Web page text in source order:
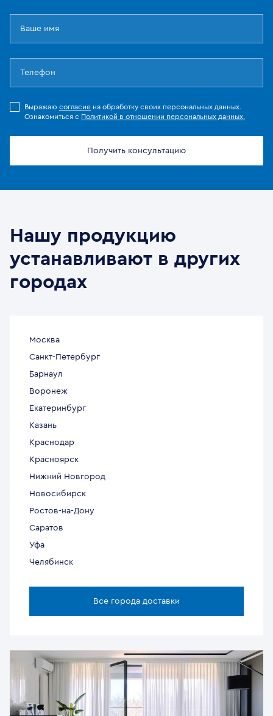
Выражаю согласие на обработку своих персональных данных.
Ознакомиться с Политикой в отношении персональных данных.
Получить консультацию
Нашу продукцию
устанавливают в других
городах
Москва
Санкт-Петербург
Барнаул
Воронеж
Екатеринбург
Казань
Краснодар
Красноярск
Нижний Новгород
Новосибирск
Ростов-на-Дону
Саратов
Уфа
Челябинск
Все города доставки